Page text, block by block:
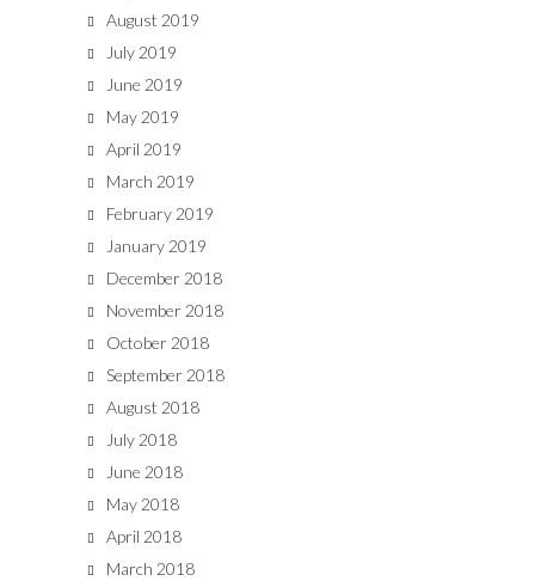
August 2019
July 2019
June 2019
May 2019
April 2019
March 2019
February 2019
January 2019
December 2018
November 2018
October 2018
September 2018
August 2018
July 2018
June 2018
May 2018
April 2018
March 2018